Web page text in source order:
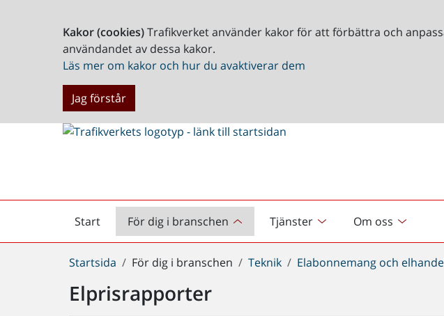
Kakor (cookies)Trafikverket använder kakor för att förbättra och
användandet av dessa kakor.
Läs mer om kakor och hur du avaktiverar dem
Jag förstår
Start
Startsida För dig i branschen Tjänster Om oss
Du
här:
Startsida För dig i branschen Teknik Elabonnemang och
Elprisrapporter